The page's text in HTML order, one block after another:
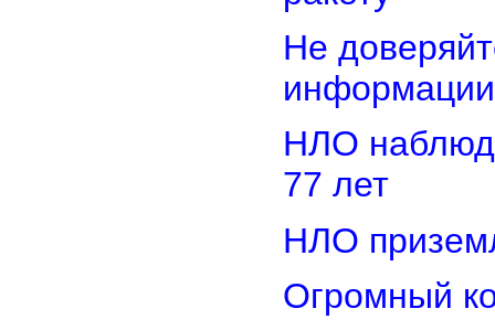
Не
информации
НЛО
77 лет
НЛО
Огромный